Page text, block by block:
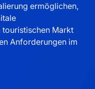
ermöglichen,
touristischen Markt
Anforderungen im